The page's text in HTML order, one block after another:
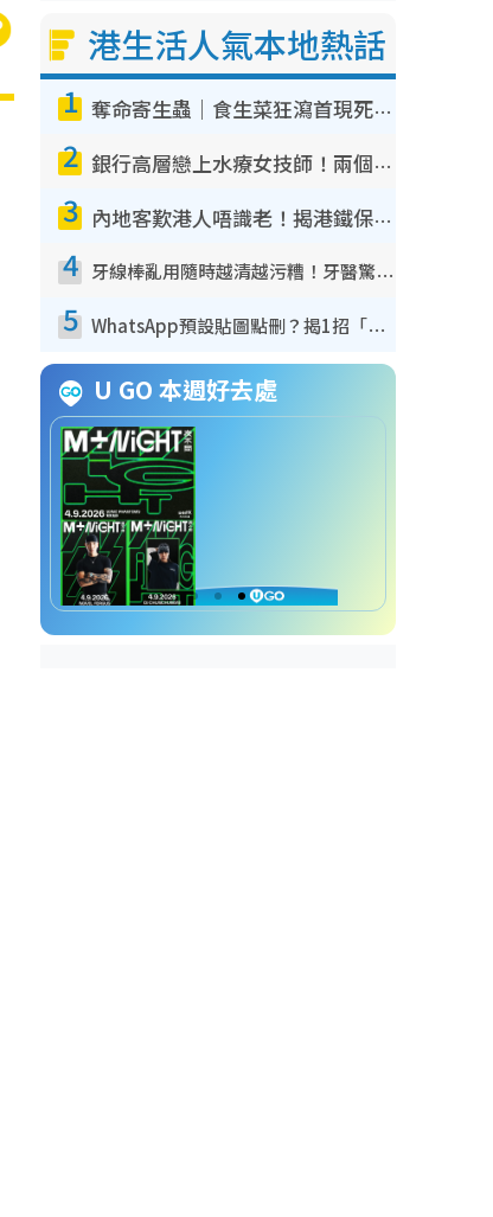
港生活人氣本地熱話
1 奪命寄生蟲｜食生菜狂瀉首現死者！疫潮惡化錄1.8萬宗病例 揭洗菜3大謬誤
2 銀行高層戀上水療女技師！兩個月借128萬驚覺「沉船」沉落火海 揭背後疑似邪教操控賣淫
3 內地客歎港人唔識老！揭港鐵保鮮級冷氣 港人求放過：咪投訴
4 牙線棒亂用隨時越清越污糟！牙醫驚揭盲目過戶細菌恐致蛀牙：呢種先係日常真保養
5 WhatsApp預設貼圖點刪？揭1招「反向操作」還原簡潔介面 附3步實測教學
U GO 本週好去處